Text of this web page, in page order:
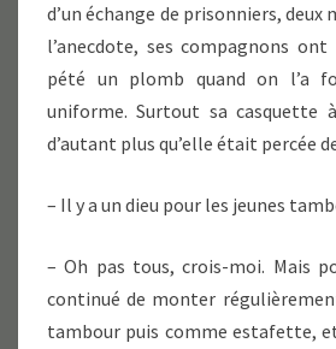
d’un échange de prisonniers, deux
l’anecdote, ses compagnons
pété un plomb quand on l’a
uniforme. Surtout sa casquette
d’autant plus qu’elle était percée
– Il y a un dieu pour les jeunes
– Oh pas tous, crois-moi. Mais
continué de monter
tambour puis comme estafette,